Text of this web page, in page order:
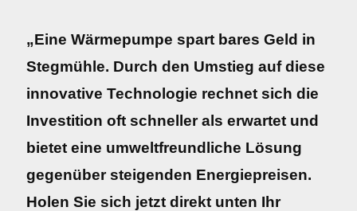
„Eine Wärmepumpe spart bares Geld in
Stegmühle. Durch den Umstieg auf diese
innovative Technologie rechnet sich die
Investition oft schneller als erwartet und
bietet eine umweltfreundliche Lösung
gegenüber steigenden Energiepreisen.
Holen Sie sich jetzt direkt unten Ihr